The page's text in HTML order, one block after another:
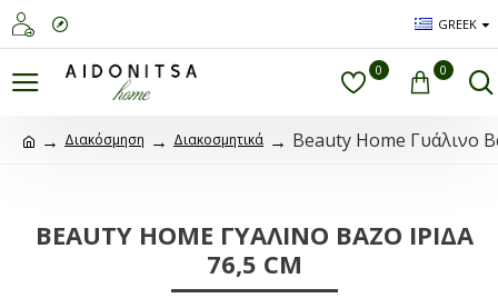
GREEK
0 0
Διακόσμηση Διακοσμητικά Beauty Home Γυάλινο
BEAUTY HOME ΓΥΆΛΙΝΟ ΒΆΖΟ ΊΡΙΔΑ
76,5 CM